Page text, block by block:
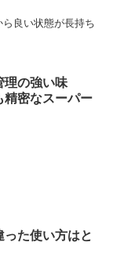
良い状態が長持ち
理の強い味
密なスーパー
った使い方はと